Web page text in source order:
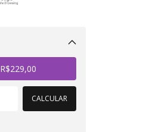
R$229,00
CALCULAR